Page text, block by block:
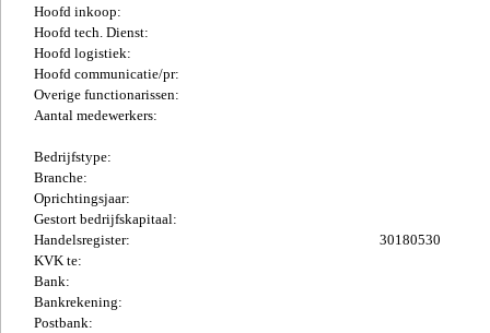
Hoofd inkoop:
Hoofd tech. Dienst:
Hoofd logistiek:
Hoofd communicatie/pr:
Overige functionarissen:
Aantal medewerkers:
Bedrijfstype:
Branche:
Oprichtingsjaar:
Gestort bedrijfskapitaal:
Handelsregister:
30180530
KVK te:
Bank:
Bankrekening:
Postbank: